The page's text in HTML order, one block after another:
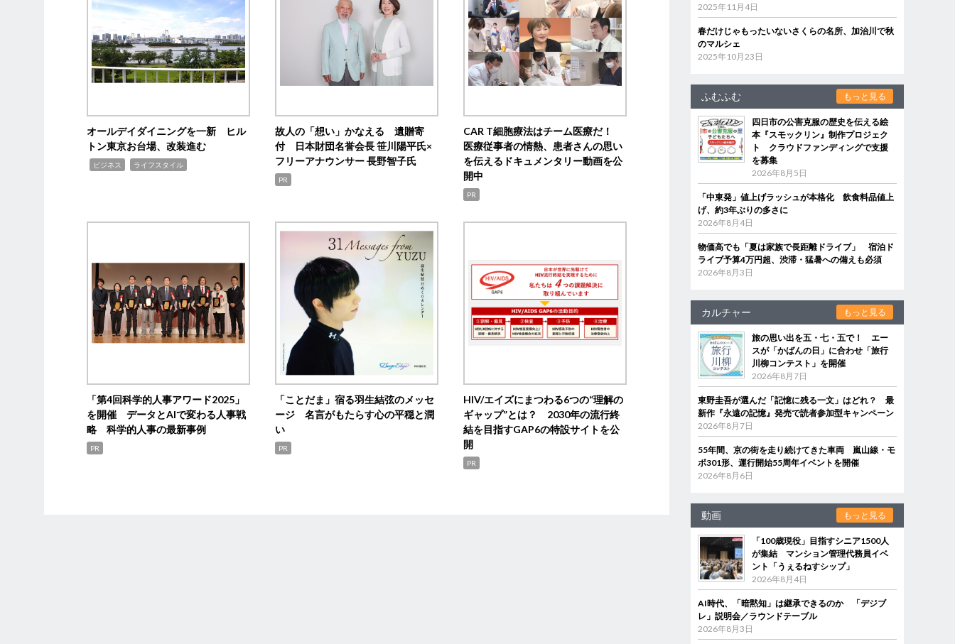
オールデイダイニングを一新 ヒル
トン東京お台場、改装進む
ビジネス ライフスタイル
故人の「想い」かなえる 遺贈寄
付 日本財団名誉会長 笹川陽平氏×
フリーアナウンサー 長野智子氏
PR
CAR T細胞療法はチーム医療だ！
医療従事者の情熱、患者さんの思い
を伝えるドキュメンタリー動画を公
開中
PR
「第4回科学的人事アワード2025」
を開催 データとAIで変わる人事戦
略 科学的人事の最新事例
PR
「ことだま」宿る羽生結弦のメッセ
ージ 名言がもたらす心の平穏と潤
い
PR
HIV/エイズにまつわる6つの“理解の
ギャップ”とは？ 2030年の流行終
結を目指すGAP6の特設サイトを公
開
PR
2025年11月4日
春だけじゃもったいないさくらの名所、加治川で秋
のマルシェ
2025年10月23日
ふむふむ もっと見る
四日市の公害克服の歴史を伝える絵
本『スモックリン』制作プロジェク
ト クラウドファンディングで支援
を募集
2026年8月5日
「中東発」値上げラッシュが本格化 飲食料品値上
げ、約3年ぶりの多さに
2026年8月4日
物価高でも「夏は家族で長距離ドライブ」 宿泊ド
ライブ予算4万円超、渋滞・猛暑への備えも必須
2026年8月3日
カルチャー もっと見る
旅の思い出を五・七・五で！ エー
スが「かばんの日」に合わせ「旅行
川柳コンテスト」を開催
2026年8月7日
東野圭吾が選んだ「記憶に残る一文」はどれ？ 最
新作『永遠の記憶』発売で読者参加型キャンペーン
2026年8月7日
55年間、京の街を走り続けてきた車両 嵐山線・モ
ボ301形、運行開始55周年イベントを開催
2026年8月6日
動画 もっと見る
「100歳現役」目指すシニア1500人
が集結 マンション管理代務員イベ
ント「うぇるねすシップ」
2026年8月4日
AI時代、「暗黙知」は継承できるのか 「デジブ
レ」説明会／ラウンドテーブル
2026年8月3日